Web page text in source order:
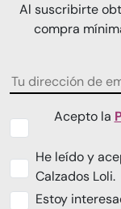
Al suscribirte
compra
Acepto la
He leído y
Calzados Loli.
Estoy